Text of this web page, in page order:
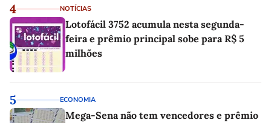
4 NOTÍCIAS
Lotofácil 3752 acumula nesta segunda-
feira e prêmio principal sobe para R$ 5
milhões
5 ECONOMIA
Mega-Sena não tem vencedores e prêmio